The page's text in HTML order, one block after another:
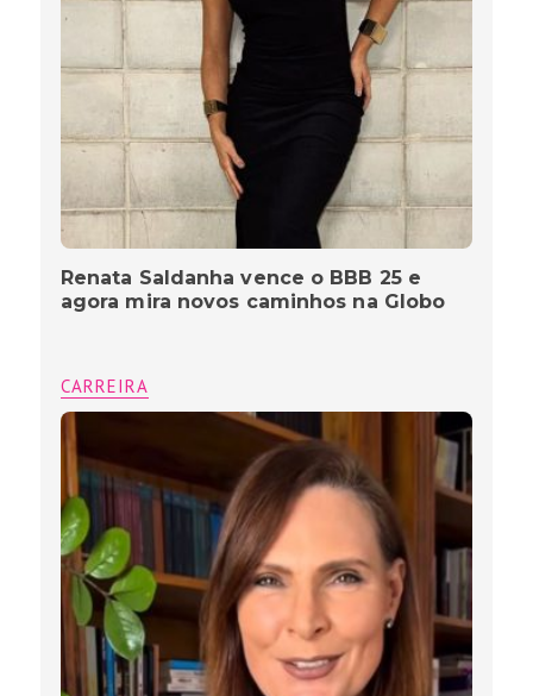
Renata Saldanha vence o BBB 25 e
agora mira novos caminhos na Globo
CARREIRA